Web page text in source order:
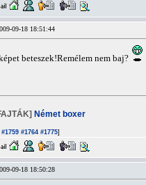
09-18 18:51:44
beteszek!Remélem nem baj?
Német boxer
#1759 #1764 #1775]
09-18 18:50:28